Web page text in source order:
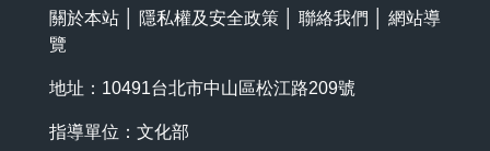
關於本站 隱私權及安全政策 聯絡我們
網站導
覽
地址：10491台北市中山區松江路209號
指導單位：文化部